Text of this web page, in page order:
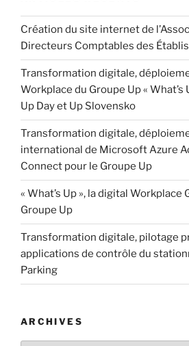
Création du site internet de
Directeurs Comptables des
Transformation digitale,
Workplace du Groupe Up « What’s
Up Day et Up Slovensko
Transformation digitale,
international de Microsoft Azure
Connect pour le Groupe Up
« What’s Up », la digital Workplace
Groupe Up
Transformation digitale, pilotage
applications de contrôle du
Parking
ARCHIVES